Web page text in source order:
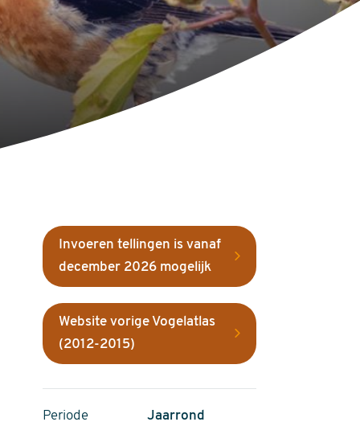
Invoeren tellingen is vanaf
december 2026 mogelijk
Website vorige Vogelatlas
(2012-2015)
Periode Jaarrond